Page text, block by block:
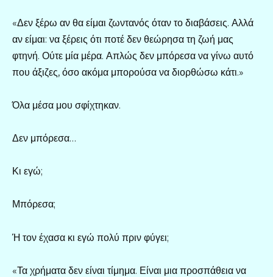
«Δεν ξέρω αν θα είμαι ζωντανός όταν το διαβάσεις. Αλλά
αν είμαι: να ξέρεις ότι ποτέ δεν θεώρησα τη ζωή μας
φτηνή. Ούτε μία μέρα. Απλώς δεν μπόρεσα να γίνω αυτό
που άξιζες, όσο ακόμα μπορούσα να διορθώσω κάτι.»
Όλα μέσα μου σφίχτηκαν.
Δεν μπόρεσα…
Κι εγώ;
Μπόρεσα;
Ή τον έχασα κι εγώ πολύ πριν φύγει;
«Τα χρήματα δεν είναι τίμημα. Είναι μια προσπάθεια να